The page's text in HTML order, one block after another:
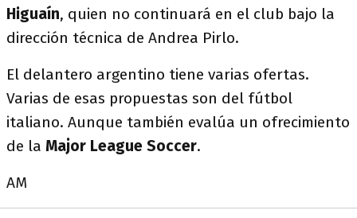
Higuaín, quien no continuará en el club bajo la
dirección técnica de Andrea Pirlo.
El delantero argentino tiene varias ofertas.
Varias de esas propuestas son del fútbol
italiano. Aunque también evalúa un ofrecimiento
de la Major League Soccer.
AM